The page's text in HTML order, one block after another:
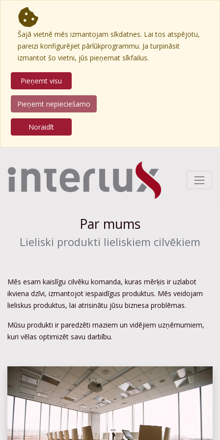
Šajā vietnē mēs izmantojam sīkdatnes. Lai tos atspējotu,
pareizi konfigurējiet pārlūkprogrammu. Ja turpināsit
izmantot šo vietni, jūs pieņemat sīkfailus.
Pieņemt visu
Pieņemt nepieciešamo
Noraidīt
Par mums
Lieliski produkti lieliskiem cilvēkiem
Mēs esam kaislīgu cilvēku komanda, kuras mērķis ir uzlabot
ikviena dzīvi, izmantojot iespaidīgus produktus. Mēs veidojam
lieliskus produktus, lai atrisinātu jūsu biznesa problēmas.
Mūsu produkti ir paredzēti maziem un vidējiem uzņēmumiem,
kuri vēlas optimizēt savu darbību.